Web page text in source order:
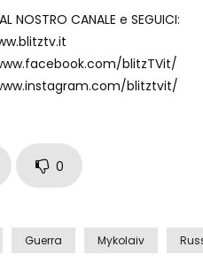
NOSTRO CANALE e SEGUICI:
blitzTVit/
blitztvit/
0
Guerra Mykolaiv